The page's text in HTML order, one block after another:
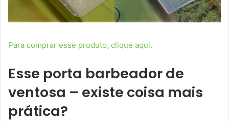
Para comprar esse produto, clique aqui.
Esse porta barbeador de
ventosa – existe coisa mais
prática?